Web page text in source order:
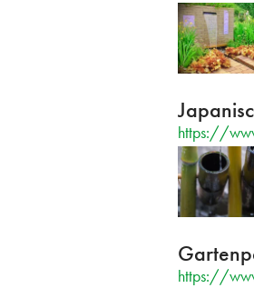
https://
https://